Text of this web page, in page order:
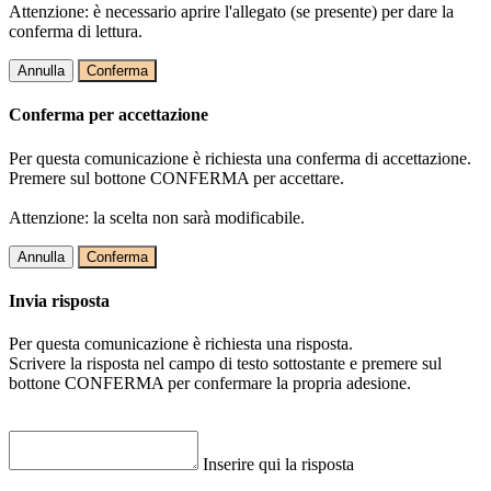
Attenzione: è necessario aprire l'allegato (se presente) per dare la
conferma di lettura.
Annulla Conferma
Conferma per accettazione
Per questa comunicazione è richiesta una conferma di accettazione.
Premere sul bottone CONFERMA per accettare.
Attenzione: la scelta non sarà modificabile.
Annulla Conferma
Invia risposta
Per questa comunicazione è richiesta una risposta.
Scrivere la risposta nel campo di testo sottostante e premere sul
bottone CONFERMA per confermare la propria adesione.
Inserire qui la risposta